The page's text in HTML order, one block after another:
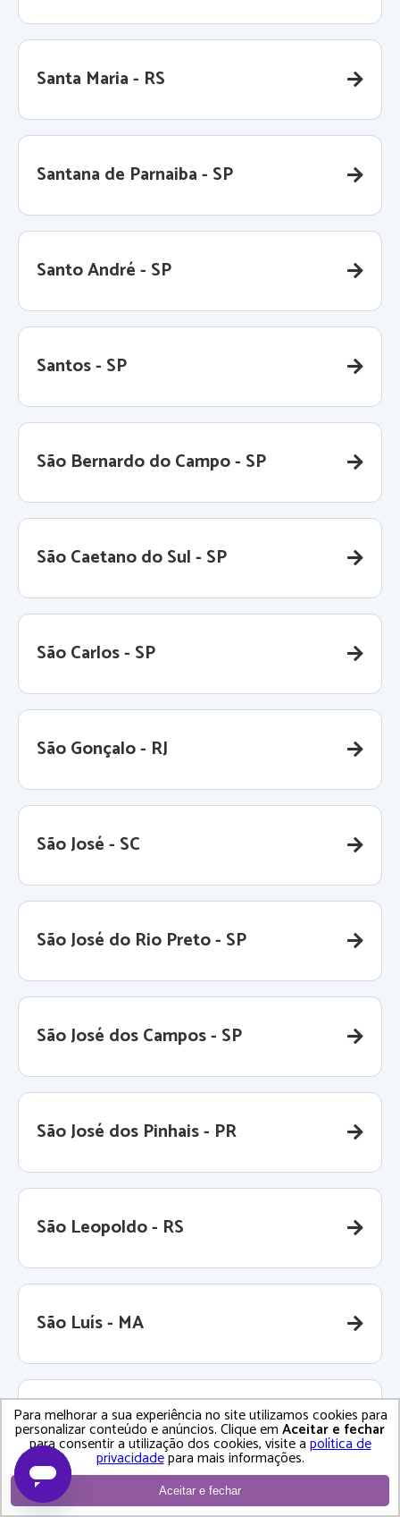
Santa Maria - RS
Santana de Parnaiba - SP
Santo André - SP
Santos - SP
São Bernardo do Campo - SP
São Caetano do Sul - SP
São Carlos - SP
São Gonçalo - RJ
São José - SC
São José do Rio Preto - SP
São José dos Campos - SP
São José dos Pinhais - PR
São Leopoldo - RS
São Luís - MA
São Paulo - SP
Para melhorar a sua experiência no site utilizamos cookies para
personalizar conteúdo e anúncios. Clique emAceitar e fechar
para consentir a utilização dos cookies, visite apolítica de
privacidadepara mais informações.
Aceitar e fechar